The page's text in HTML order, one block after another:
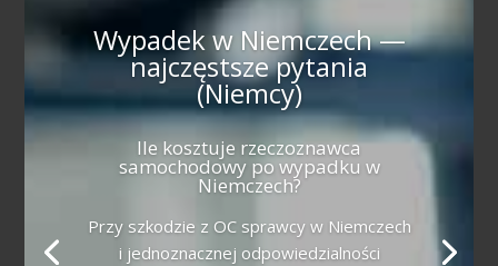
Wypadek w Niemczech —
najczęstsze pytania
(Niemcy)
Ile kosztuje rzeczoznawca
samochodowy po wypadku w
Niemczech?
Przy szkodzie z OC sprawcy w Niemczech
i jednoznacznej odpowiedzialności